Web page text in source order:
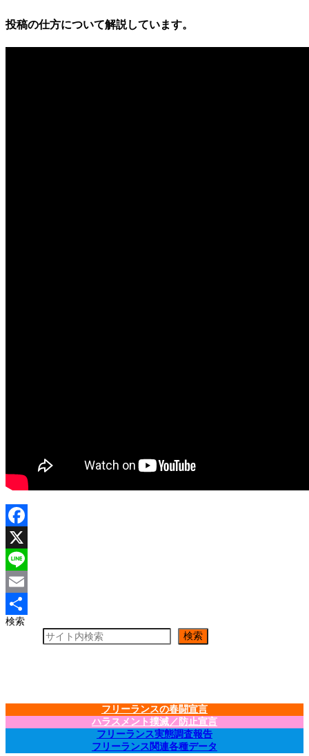
投稿の仕方について解説しています。
Facebook
X
Line
Email
共
検索
検索
フリーランスの春闘宣言
ハラスメント撲滅／防止宣言
フリーランス実態調査報告
フリーランス関連各種データ